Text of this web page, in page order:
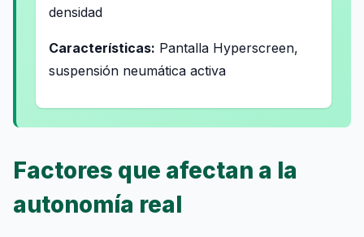
densidad
Características: Pantalla Hyperscreen,
suspensión neumática activa
Factores que afectan a la
autonomía real